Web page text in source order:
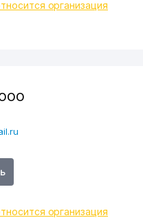
организация
ООО
организация